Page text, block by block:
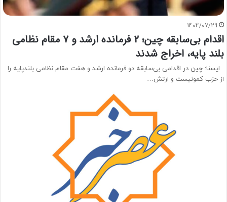
1404/07/29
اقدام بی‌سابقه چین؛ ۲ فرمانده ارشد و ۷ مقام نظامی
بلند پایه، اخراج شدند
ایسنا: چین در اقدامی بی‌سابقه دو فرمانده ارشد و هفت مقام نظامی بلندپایه را
از حزب کمونیست و ارتش…